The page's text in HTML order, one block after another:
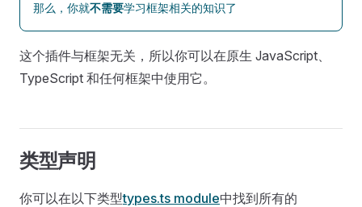
那么，你就不需要学习框架相关的知识了
这个插件与框架无关，所以你可以在原生 JavaScript、
TypeScript 和任何框架中使用它。
类型声明
你可以在以下类型types.ts module中找到所有的